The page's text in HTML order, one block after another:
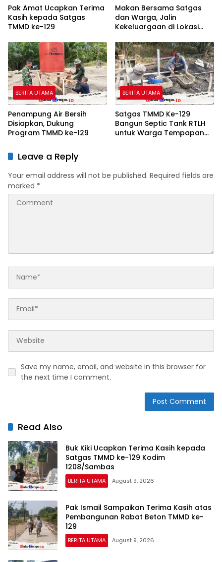
Pak Amat Ucapkan Terima
Kasih kepada Satgas
TMMD ke-129
Makan Bersama Satgas
dan Warga, Jalin
Kekeluargaan di Lokasi
BERITA UTAMA
Penampung Air Bersih
Disiapkan, Dukung
Program TMMD ke-129
BERITA UTAMA
Satgas TMMD Ke-129
Bangun Septic Tank RTLH
untuk Warga Tempapan
Leave a Reply
Your email address will not be published. Required fields are
marked *
Save my name, email, and website in this browser for
the next time I comment.
Read Also
Buk Kiki Ucapkan Terima Kasih kepada
Satgas TMMD ke-129 Kodim
1208/Sambas
BERITA UTAMA August 9, 2026
Pak Ismail Sampaikan Terima Kasih atas
Pembangunan Rabat Beton TMMD ke-
129
BERITA UTAMA August 9, 2026